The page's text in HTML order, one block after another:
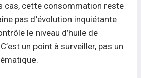
cas, cette consommation reste
pas d’évolution inquiétante
le niveau d’huile de
un point à surveiller, pas un